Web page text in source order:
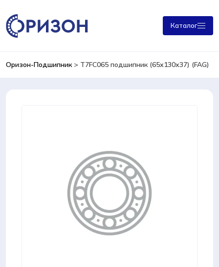
Каталог
Оризон-Подшипник> T7FC065 подшипник (65х130х37) (FAG)